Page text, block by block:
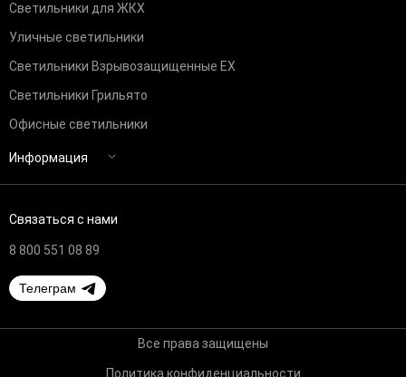
Светильники для ЖКХ
Уличные светильники
Светильники Взрывозащищенные EX
Светильники Грильято
Офисные светильники
Информация
Связаться с нами
8 800 551 08 89
Телеграм
Все права защищены
Политика конфиденциальности